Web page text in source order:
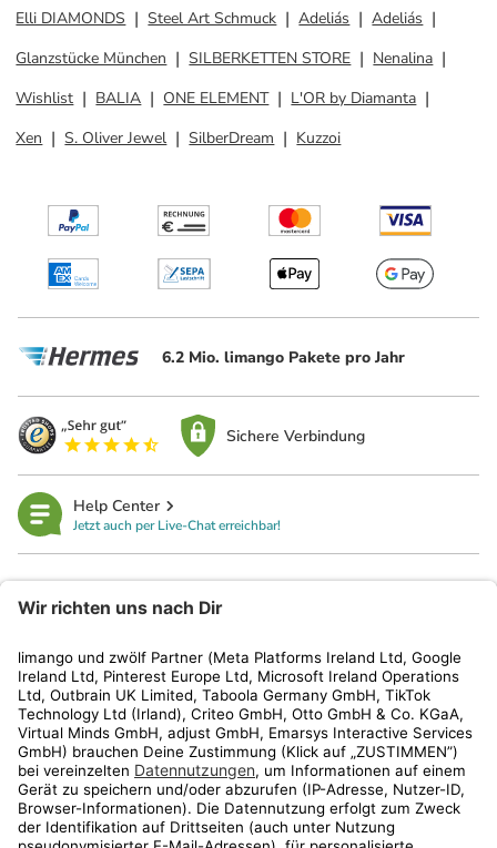
Elli DIAMONDS
Steel Art Schmuck Adeliás
Adeliás
Glanzstücke München
SILBERKETTEN STORE
Nenalina
Wishlist
BALIA ONE ELEMENT
L'OR by Diamanta
Xen
S. Oliver Jewel SilberDream Kuzzoi
6.2 Mio. limango Pakete pro Jahr
Sichere Verbindung
Help Center
Jetzt auch per Live-Chat erreichbar!
Kundenservice
Shop
Aktionen
Travel